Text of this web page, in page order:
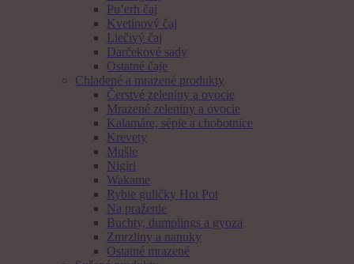
Pu’erh čaj
Kvetinový čaj
Liečivý čaj
Darčekové sady
Ostatné čaje
Chladené a mrazené produkty
Čerstvé zeleniny a ovocie
Mrazené zeleniny a ovocie
Kalamáre, sépie a chobotnice
Krevety
Mušle
Nigiri
Wakame
Rybie guličky Hot Pot
Na praženie
Buchty, dumplings a gyoza
Zmrzliny a nanuky
Ostatné mrazené